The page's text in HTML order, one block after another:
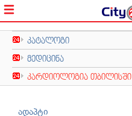
კატალოგი
მედიცინა
კარდიოლოგია თბილისში
ადაპტი